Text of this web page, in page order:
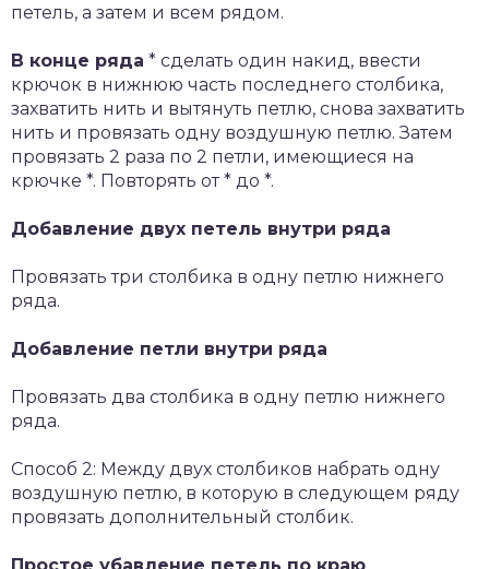
петель, а затем и всем рядом.
В конце ряда * сделать один накид, ввести
крючок в нижнюю часть последнего столбика,
захватить нить и вытянуть петлю, снова захватить
нить и провязать одну воздушную петлю. Затем
провязать 2 раза по 2 петли, имеющиеся на
крючке *. Повторять от * до *.
Добавление двух петель внутри ряда
Провязать три столбика в одну петлю нижнего
ряда.
Добавление петли внутри ряда
Провязать два столбика в одну петлю нижнего
ряда.
Способ 2: Между двух столбиков набрать одну
воздушную петлю, в которую в следующем ряду
провязать дополнительный столбик.